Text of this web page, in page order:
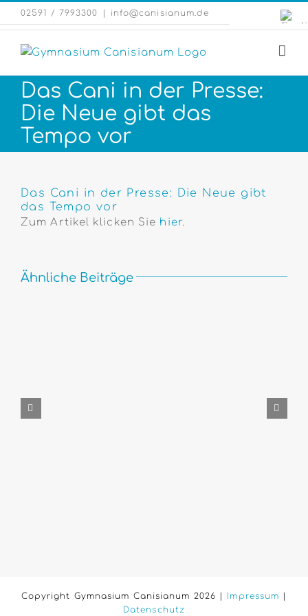
Zum
Inhalt
springen
02591 / 7993300 info@canisianum.de
Das Cani in der Presse:
Die Neue gibt das
Tempo vor
grösseres
Bild
Das Cani in der Presse: Die Neue gibt
das Tempo vor
Zum Artikel klicken Sie hier.
Ähnliche Beiträge
Copyright Gymnasium Canisianum 2026 | Impressum
Datenschutz